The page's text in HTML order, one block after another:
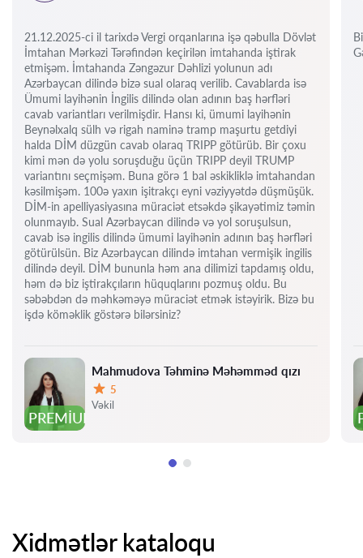
PREMIUM
Mahmudova Təhminə Məhəmməd qızı
Qiymət:
5
Vəkil
21.12.2025-ci il tarixdə Vergi orqanlarına işə qəbulla Dövlət
İmtahan Mərkəzi Tərəfindən keçirilən imtahanda iştirak
etmişəm. İmtahanda Zəngəzur Dəhlizi yolunun adı
Azərbaycan dilində bizə sual olaraq verilib. Cavablarda isə
Ümumi layihənin İngilis dilində olan adının baş hərfləri
cavab variantları verilmişdir. Hansı ki, ümumi layihənin
Beynəlxalq sülh və rigah naminə tramp maşurtu getdiyi
halda DİM düzgün cavab olaraq TRIPP götürüb. Bir çoxu
kimi mən də yolu soruşduğu üçün TRIPP deyil TRUMP
variantını seçmişəm. Buna görə 1 bal əskikliklə imtahandan
kəsilmişəm. 100ə yaxın işitrakçı eyni vəziyyətdə düşmüşük.
DİM-in apelliyasiyasına müraciət etsəkdə şikayətimiz təmin
olunmayıb. Sual Azərbaycan dilində və yol soruşulsun,
cavab isə ingilis dilində ümumi layihənin adının baş hərfləri
götürülsün. Biz Azərbaycan dilində imtahan vermişik ingilis
dilində deyil. DİM bununla həm ana dilimizi tapdamış oldu,
həm də biz iştirakçıların hüquqlarını pozmuş oldu. Bu
səbəbdən də məhkəməyə müraciət etmək istəyirik. Bizə bu
işdə köməklik göstərə bilərsiniz?
Xidmətlər kataloqu